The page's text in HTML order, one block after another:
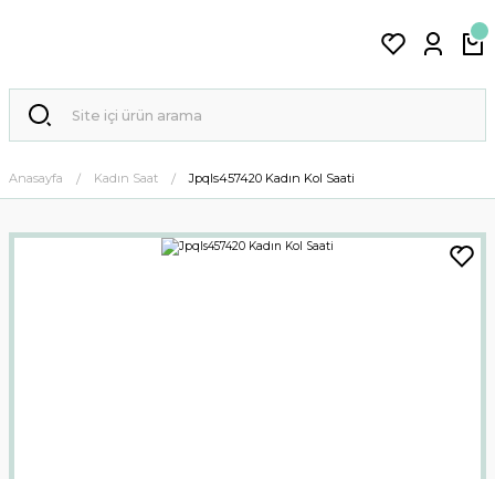
Anasayfa Kadın Saat Jpqls457420 Kadın Kol Saati